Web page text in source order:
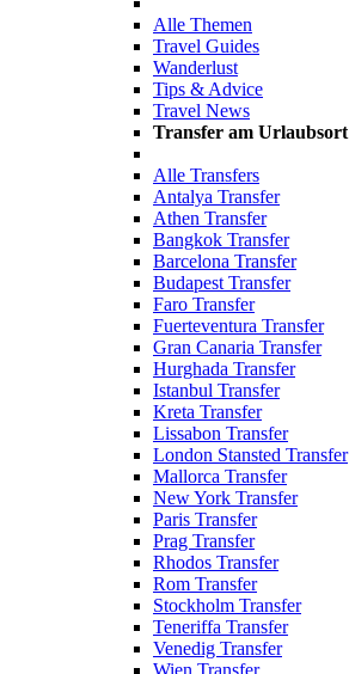
Alle Themen
Travel Guides
Wanderlust
Tips & Advice
Travel News
Transfer am Urlaubsort
Alle Transfers
Antalya Transfer
Athen Transfer
Bangkok Transfer
Barcelona Transfer
Budapest Transfer
Faro Transfer
Fuerteventura Transfer
Gran Canaria Transfer
Hurghada Transfer
Istanbul Transfer
Kreta Transfer
Lissabon Transfer
London Stansted Transfer
Mallorca Transfer
New York Transfer
Paris Transfer
Prag Transfer
Rhodos Transfer
Rom Transfer
Stockholm Transfer
Teneriffa Transfer
Venedig Transfer
Wien Transfer